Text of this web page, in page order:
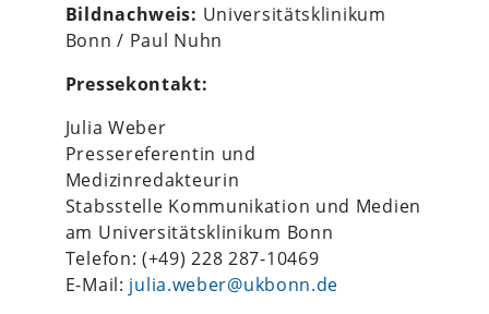
Bildnachweis: Universitätsklinikum
Bonn / Paul Nuhn
Pressekontakt:
Julia Weber
Pressereferentin und
Medizinredakteurin
Stabsstelle Kommunikation und Medien
am Universitätsklinikum Bonn
Telefon: (+49) 228 287-10469
E-Mail: julia.weber@ukbonn.de